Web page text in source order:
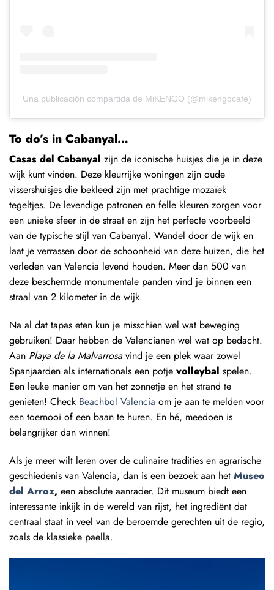
Una publicación compartida de MiKENGO (@mikengocafe)
To do’s in Cabanyal…
Casas del Cabanyal zijn de iconische huisjes die je in deze
wijk kunt vinden. Deze kleurrijke woningen zijn oude
vissershuisjes die bekleed zijn met prachtige mozaïek
tegeltjes. De levendige patronen en felle kleuren zorgen voor
een unieke sfeer in de straat en zijn het perfecte voorbeeld
van de typische stijl van Cabanyal. Wandel door de wijk en
laat je verrassen door de schoonheid van deze huizen, die het
verleden van Valencia levend houden. Meer dan 500 van
deze beschermde monumentale panden vind je binnen een
straal van 2 kilometer in de wijk.
Na al dat tapas eten kun je misschien wel wat beweging
gebruiken! Daar hebben de Valencianen wel wat op bedacht.
Aan Playa de la Malvarrosa vind je een plek waar zowel
Spanjaarden als internationals een potje volleybal spelen.
Een leuke manier om van het zonnetje en het strand te
genieten! Check Beachbol Valencia om je aan te melden voor
een toernooi of een baan te huren. En hé, meedoen is
belangrijker dan winnen!
Als je meer wilt leren over de culinaire tradities en agrarische
geschiedenis van Valencia, dan is een bezoek aan het Museo
del Arroz, een absolute aanrader. Dit museum biedt een
interessante inkijk in de wereld van rijst, het ingrediënt dat
centraal staat in veel van de beroemde gerechten uit de regio,
zoals de klassieke paella.